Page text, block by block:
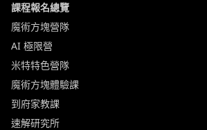
課程報名總覽
魔術方塊營隊
AI 極限營
米特特色營隊
魔術方塊體驗課
到府家教課
速解研究所